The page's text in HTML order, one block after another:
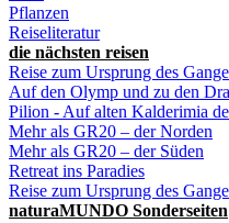
Pflanzen
Reiseliteratur
die nächsten reisen
Reise zum Ursprung des
Auf den Olymp und zu den
Pilion - Auf alten Kalderimia
Mehr als GR20 – der Norden
Mehr als GR20 – der Süden
Retreat ins Paradies
Reise zum Ursprung des
naturaMUNDO Sonderseiten